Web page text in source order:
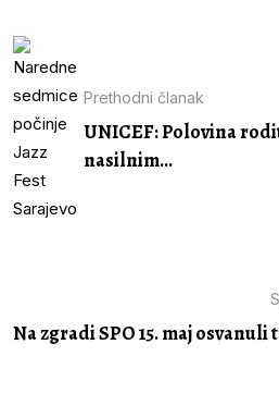
Prethodni članak
UNICEF: Polovina
nasilnim...
Na zgradi SPO 15. maj